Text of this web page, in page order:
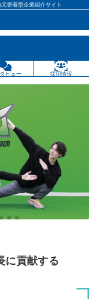
密着型企業紹介サイト
ビュー 採用情報
に貢献する